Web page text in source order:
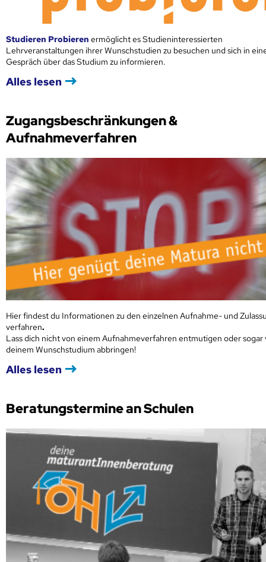
Studieren Probieren ermöglicht es Studieninteressierten
Lehrveranstaltungen ihrer Wunschstudien zu besuchen und sich in
Gespräch über das Studium zu informieren.
Alles lesen
Zugangsbeschränkungen &
Aufnahmeverfahren
Hier findest du Informationen zu den einzelnen Aufnahme- und
verfahren.
Lass dich nicht von einem Aufnahmeverfahren entmutigen oder sogar
deinem Wunschstudium abbringen!
Alles lesen
Beratungstermine an Schulen